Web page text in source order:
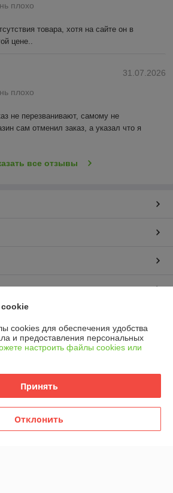
плохо
товара, хотя на сайте он в
цене..
31.07.2026
плохо
не перезванивают, самому не
сам отменил заказ, а указал что я
все отзывы
cookies
Deal.by
cookies для обеспечения удобства
и предоставления персональных
настроить файлы cookies или
Принять
Отклонить